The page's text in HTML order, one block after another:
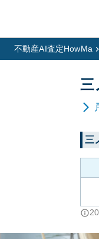
不動産AI査定HowMa
三
三